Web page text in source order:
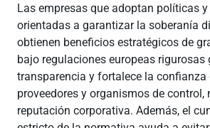
Las empresas que adoptan políticas
orientadas a garantizar la soberanía
obtienen beneficios estratégicos de
bajo regulaciones europeas rigurosas
transparencia y fortalece la confianza
proveedores y organismos de control,
reputación corporativa. Además, el